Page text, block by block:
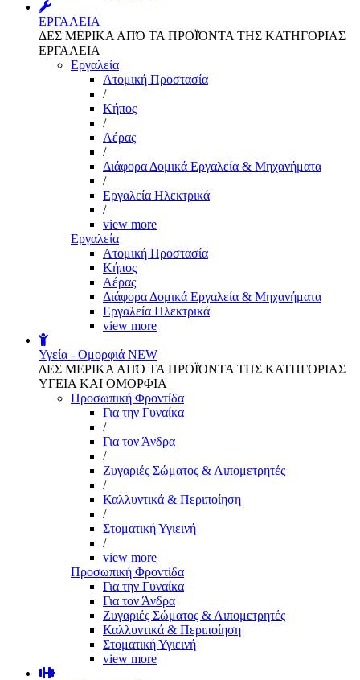
ΕΡΓΑΛΕΙΑ
ΔΕΣ ΜΕΡΙΚΑ ΑΠΌ ΤΑ ΠΡΟΪΌΝΤΑ ΤΗΣ ΚΑΤΗΓΟΡΙΑΣ
ΕΡΓΑΛΕΙΑ
Εργαλεία
Aτομική Προστασία
/
Kήπος
/
Αέρας
/
Διάφορα Δομικά Εργαλεία & Μηχανήματα
/
Εργαλεία Ηλεκτρικά
/
view more
Εργαλεία
Aτομική Προστασία
Kήπος
Αέρας
Διάφορα Δομικά Εργαλεία & Μηχανήματα
Εργαλεία Ηλεκτρικά
view more
Υγεία - Ομορφιά NEW
ΔΕΣ ΜΕΡΙΚΑ ΑΠΌ ΤΑ ΠΡΟΪΌΝΤΑ ΤΗΣ ΚΑΤΗΓΟΡΙΑΣ
ΥΓΕΙΑ ΚΑΙ ΟΜΟΡΦΙΑ
Προσωπική Φροντίδα
Για την Γυναίκα
/
Για τον Άνδρα
/
Ζυγαριές Σώματος & Λιπομετρητές
/
Καλλυντικά & Περιποίηση
/
Στοματική Υγιεινή
/
view more
Προσωπική Φροντίδα
Για την Γυναίκα
Για τον Άνδρα
Ζυγαριές Σώματος & Λιπομετρητές
Καλλυντικά & Περιποίηση
Στοματική Υγιεινή
view more